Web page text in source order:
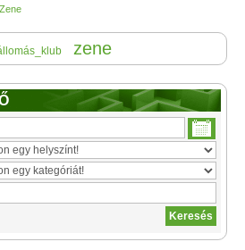
Zene
zene